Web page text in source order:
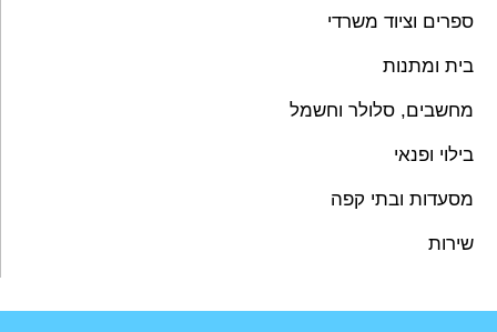
ספרים וציוד משרדי
בית ומתנות
מחשבים, סלולר וחשמל
בילוי ופנאי
מסעדות ובתי קפה
שירות